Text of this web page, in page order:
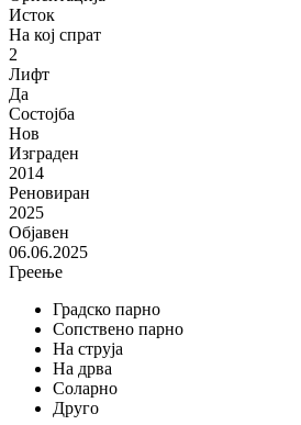
Исток
На кој спрат
2
Лифт
Да
Состојба
Нов
Изграден
2014
Реновиран
2025
Објавен
06.06.2025
Греење
Градско парно
Сопствено парно
На струја
На дрва
Соларно
Друго